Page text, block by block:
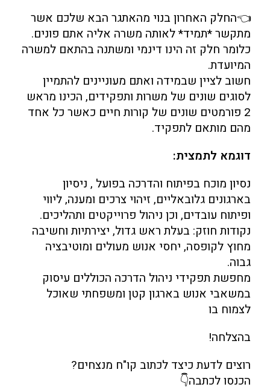
👈החלק האחרון בנוי מהאתגר הבא שלכם אשר
מתקשר *תמיד* לאותה משרה אליה אתם פונים.
כלומר חלק זה הינו דינמי ומשתנה בהתאם למשרה
המיועדת.
חשוב לציין שבמידה ואתם מעוניינים להתמיין
לסוגים שונים של משרות ותפקידים, הכינו מראש
2 פורמטים שונים של קורות חיים כאשר כל אחד
מהם מותאם לתפקיד.
דוגמא לתמצית:
נסיון מוכח בפיתוח והדרכה בפועל , ניסיון
בארגונים גלובאליים, זיהוי צרכים ומענה, ליווי
ופיתוח עובדים, וכן ניהול פרוייקטים ותהליכים.
נקודות חוזק: בעלת ראש גדול, יצירתיות וחשיבה
מחוץ לקופסה, יחסי אנוש מעולים ומוטיבציה
גבוה.
מחפשת תפקידי ניהול הדרכה הכוללים עיסוק
במשאבי אנוש בארגון קטן ומשפחתי שאוכל
לצמוח בו
בהצלחה!
רוצים לדעת כיצד לכתוב קו"ח מנצחים?
הכנסו לכתבה👇